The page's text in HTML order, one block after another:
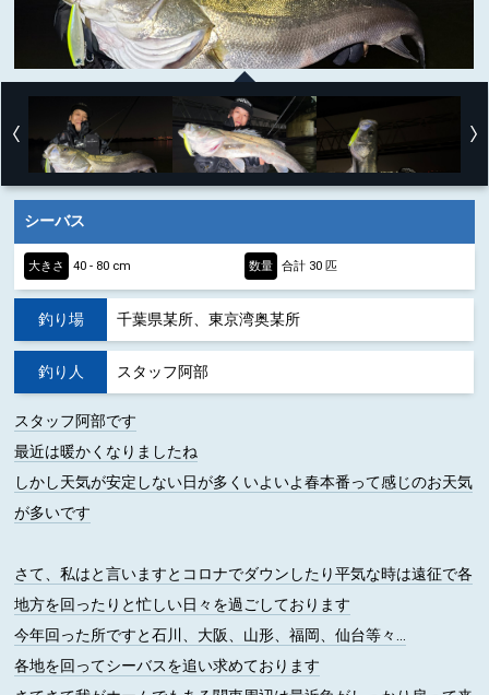
シーバス
大きさ 40 - 80 cm 数量 合計 30 匹
釣り場 千葉県某所、東京湾奥某所
釣り人 スタッフ阿部
スタッフ阿部です
最近は暖かくなりましたね
しかし天気が安定しない日が多くいよいよ春本番って感じのお天気
が多いです
さて、私はと言いますとコロナでダウンしたり平気な時は遠征で各
地方を回ったりと忙しい日々を過ごしております
今年回った所ですと石川、大阪、山形、福岡、仙台等々...
各地を回ってシーバスを追い求めております